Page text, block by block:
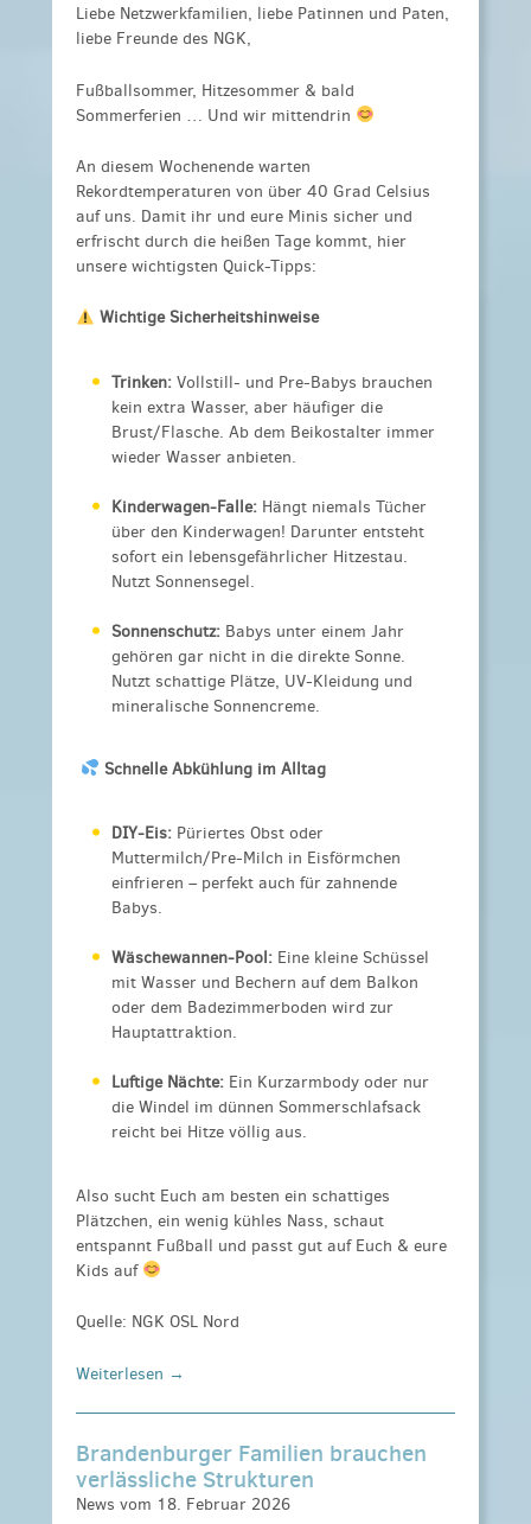
Liebe Netzwerkfamilien, liebe Patinnen und Paten,
liebe Freunde des NGK,
Fußballsommer, Hitzesommer & bald
Sommerferien … Und wir mittendrin
An diesem Wochenende warten
Rekordtemperaturen von über 40 Grad Celsius
auf uns. Damit ihr und eure Minis sicher und
erfrischt durch die heißen Tage kommt, hier
unsere wichtigsten Quick-Tipps:
Wichtige Sicherheitshinweise
Trinken: Vollstill- und Pre-Babys brauchen
kein extra Wasser, aber häufiger die
Brust/Flasche. Ab dem Beikostalter immer
wieder Wasser anbieten.
Kinderwagen-Falle: Hängt niemals Tücher
über den Kinderwagen! Darunter entsteht
sofort ein lebensgefährlicher Hitzestau.
Nutzt Sonnensegel.
Sonnenschutz: Babys unter einem Jahr
gehören gar nicht in die direkte Sonne.
Nutzt schattige Plätze, UV-Kleidung und
mineralische Sonnencreme.
Schnelle Abkühlung im Alltag
DIY-Eis: Püriertes Obst oder
Muttermilch/Pre-Milch in Eisförmchen
einfrieren – perfekt auch für zahnende
Babys.
Wäschewannen-Pool: Eine kleine Schüssel
mit Wasser und Bechern auf dem Balkon
oder dem Badezimmerboden wird zur
Hauptattraktion.
Luftige Nächte: Ein Kurzarmbody oder nur
die Windel im dünnen Sommerschlafsack
reicht bei Hitze völlig aus.
Also sucht Euch am besten ein schattiges
Plätzchen, ein wenig kühles Nass, schaut
entspannt Fußball und passt gut auf Euch & eure
Kids auf
Quelle: NGK OSL Nord
Weiterlesen →
Brandenburger Familien brauchen
verlässliche Strukturen
News vom 18. Februar 2026